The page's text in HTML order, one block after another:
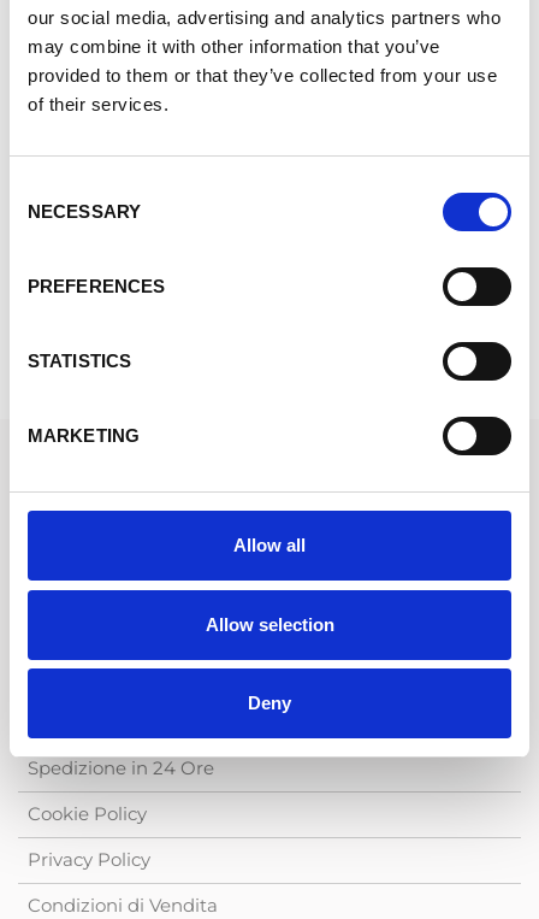
our social media, advertising and analytics partners who
may combine it with other information that you’ve
provided to them or that they’ve collected from your use
of their services.
Selection
NECESSARY
PREFERENCES
STATISTICS
MARKETING
Allow all
Allow selection
Deny
-89%
Vedi Prezzo
Via dei Marmorari, 94 Spilamberto (MO) Italy
SHOPPING ONLINE FACILE
Spedizione in 24 Ore
Cookie Policy
Privacy Policy
Condizioni di Vendita